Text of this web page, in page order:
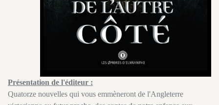
Présentation de l'éditeur :
Quatorze nouvelles qui vous emmèneront de l'Angleterre